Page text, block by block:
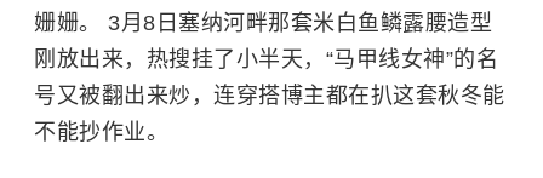
姗姗。 3月8日塞纳河畔那套米白鱼鳞露腰造型
刚放出来，热搜挂了小半天，“马甲线女神”的名
号又被翻出来炒，连穿搭博主都在扒这套秋冬能
不能抄作业。